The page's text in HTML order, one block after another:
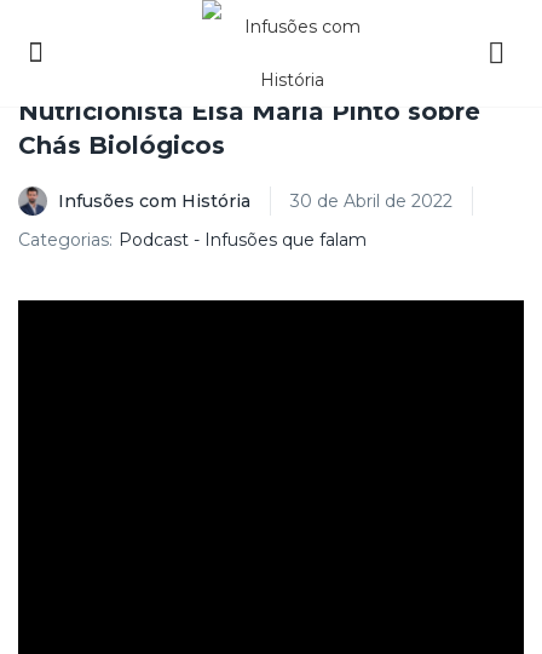
Nutricionista Elsa Maria Pinto sobre
Chás Biológicos
Infusões com História
30 de Abril de 2022
Categorias: Podcast - Infusões que falam